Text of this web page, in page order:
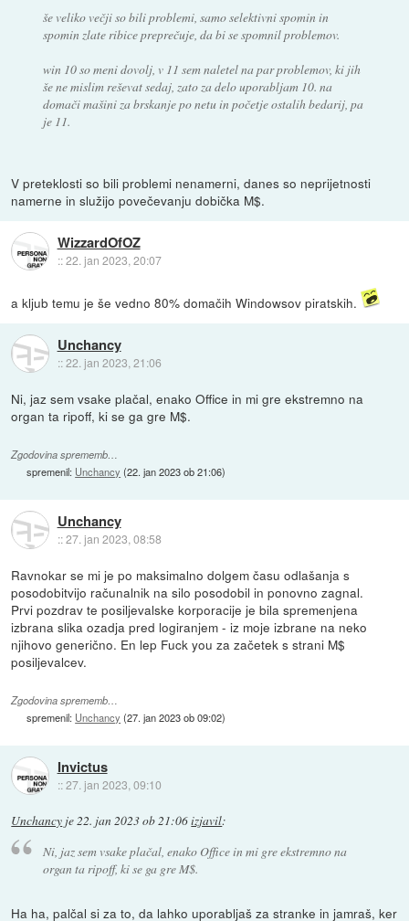
še veliko večji so bili problemi, samo selektivni spomin in
spomin zlate ribice preprečuje, da bi se spomnil problemov.
win 10 so meni dovolj, v 11 sem naletel na par problemov, ki jih
še ne mislim reševat sedaj, zato za delo uporabljam 10. na
domači mašini za brskanje po netu in početje ostalih bedarij, pa
je 11.
V preteklosti so bili problemi nenamerni, danes so neprijetnosti
namerne in služijo povečevanju dobička M$.
WizzardOfOZ
::22. jan 2023, 20:07
a kljub temu je še vedno 80% domačih Windowsov piratskih.
Unchancy
::22. jan 2023, 21:06
Ni, jaz sem vsake plačal, enako Office in mi gre ekstremno na
organ ta ripoff, ki se ga gre M$.
Zgodovina sprememb…
spremenil: Unchancy (22. jan 2023 ob 21:06)
Unchancy
::27. jan 2023, 08:58
Ravnokar se mi je po maksimalno dolgem času odlašanja s
posodobitvijo računalnik na silo posodobil in ponovno zagnal.
Prvi pozdrav te posiljevalske korporacije je bila spremenjena
izbrana slika ozadja pred logiranjem - iz moje izbrane na neko
njihovo generično. En lep Fuck you za začetek s strani M$
posiljevalcev.
Zgodovina sprememb…
spremenil: Unchancy (27. jan 2023 ob 09:02)
Invictus
::27. jan 2023, 09:10
Unchancy je22. jan 2023 ob 21:06izjavil:
Ni, jaz sem vsake plačal, enako Office in mi gre ekstremno na
organ ta ripoff, ki se ga gre M$.
Ha ha, palčal si za to, da lahko uporabljaš za stranke in jamraš, ker